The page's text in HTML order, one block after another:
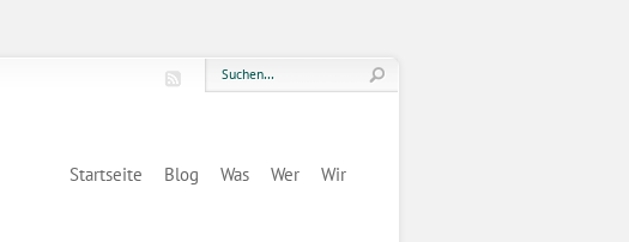
Startseite Blog Was Wer Wir